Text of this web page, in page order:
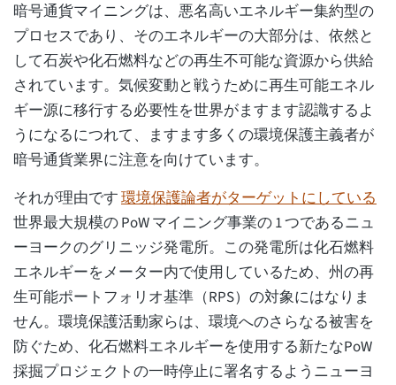
暗号通貨マイニングは、悪名高いエネルギー集約型の
プロセスであり、そのエネルギーの大部分は、依然と
して石炭や化石燃料などの再生不可能な資源から供給
されています。気候変動と戦うために再生可能エネル
ギー源に移行する必要性を世界がますます認識するよ
うになるにつれて、ますます多くの環境保護主義者が
暗号通貨業界に注意を向けています。
それが理由です環境保護論者がターゲットにしている
世界最大規模の PoW マイニング事業の 1 つであるニュ
ーヨークのグリニッジ発電所。この発電所は化石燃料
エネルギーをメーター内で使用しているため、州の再
生可能ポートフォリオ基準（RPS）の対象にはなりま
せん。環境保護活動家らは、環境へのさらなる被害を
防ぐため、化石燃料エネルギーを使用する新たなPoW
採掘プロジェクトの一時停止に署名するようニューヨ